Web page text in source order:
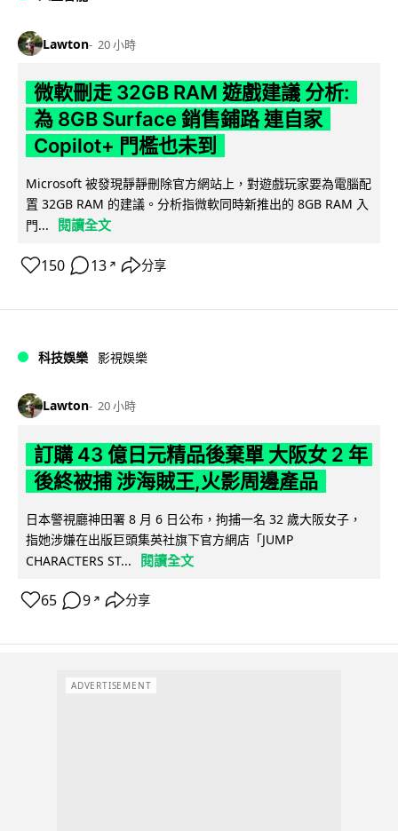
Lawton 20 小時
微軟刪走 32GB RAM 遊戲建議 分析:
為 8GB Surface 銷售鋪路 連自家
Copilot+ 門檻也未到
Microsoft 被發現靜靜刪除官方網站上，對遊戲玩家要為電腦配
置 32GB RAM 的建議。分析指微軟同時新推出的 8GB RAM 入
門...
閱讀全文
150 13 ↗ 分享
科技娛樂 影視娛樂
Lawton 20 小時
訂購 43 億日元精品後棄單 大阪女 2 年
後終被捕 涉海賊王,火影周邊產品
日本警視廳神田署 8 月 6 日公布，拘捕一名 32 歲大阪女子，
指她涉嫌在出版巨頭集英社旗下官方網店「JUMP
CHARACTERS ST...
閱讀全文
65 9 ↗ 分享
ADVERTISEMENT